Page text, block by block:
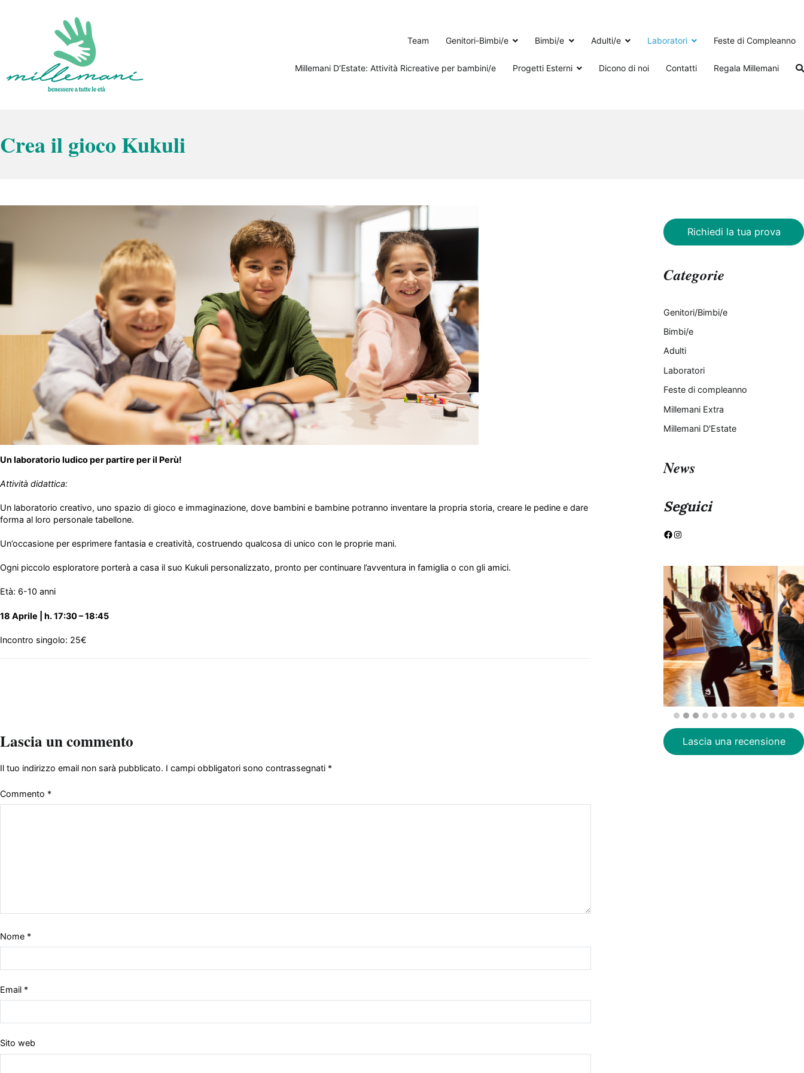
Team Genitori-Bimbi/e Bimbi/e Adulti/e Laboratori Feste di Compleanno
Millemani D’Estate: Attività Ricreative per bambini/e Progetti Esterni Dicono di noi Contatti Regala Millemani
Crea il gioco Kukuli
Un laboratorio ludico per partire per il Perù!
Attività didattica:
Un laboratorio creativo, uno spazio di gioco e immaginazione, dove bambini e bambine potranno inventare la propria storia, creare le pedine e dare
forma al loro personale tabellone.
Un’occasione per esprimere fantasia e creatività, costruendo qualcosa di unico con le proprie mani.
Ogni piccolo esploratore porterà a casa il suo Kukuli personalizzato, pronto per continuare l’avventura in famiglia o con gli amici.
Età: 6-10 anni
18 Aprile | h. 17:30 – 18:45
Incontro singolo: 25€
Lascia un commento
Il tuo indirizzo email non sarà pubblicato. I campi obbligatori sono contrassegnati *
Commento *
Nome *
Email *
Sito web
Richiedi la tua prova
Categorie
Genitori/Bimbi/e
Bimbi/e
Adulti
Laboratori
Feste di compleanno
Millemani Extra
Millemani D'Estate
News
Seguici
Facebook
Lascia una recensione